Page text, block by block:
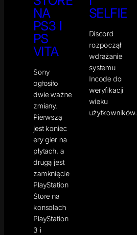
NA
PS3 I
PS
VITA
Sony
ogłosiło
dwie ważne
zmiany.
Pierwszą
jest koniec
ery gier na
płytach, a
drugą jest
zamknięcie
PlayStation
Store na
konsolach
PlayStation
3 i
SELFIE
Discord
rozpoczął
wdrażanie
systemu
Incode do
weryfikacji
wieku
użytkowników.